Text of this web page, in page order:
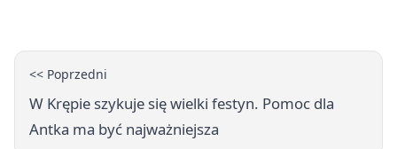
<< Poprzedni
W Krępie szykuje się wielki festyn. Pomoc dla
Antka ma być najważniejsza